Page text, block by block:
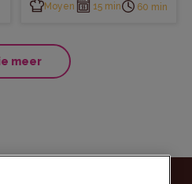
Moyen 15 min 60 min
meer